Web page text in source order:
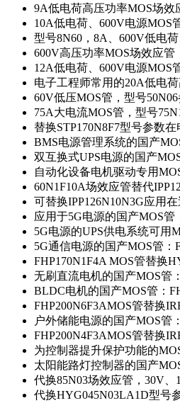
9A低电荷高压功率MOS场效
10A低电荷、600V电源MOS
型号8N60，8A、600V低电
600V高压功率MOS场效应管
12A低电荷、600V电源MOS
电子工程师常用的20A低电
60V低压MOS管，型号
75A大电流MOS管，型号
替换STP170N8F7型号参数
BMS电源管理系统的国产
双互换式UPS电源的国产
自动化设备电机驱动专用
60N1F10A场效应管替代
可替换IPP126N10N3G应用
应用于5G电源的国产MOS管
5G电源的UPS供电系统可用
5G通信电源的国产MOS管：
FHP170N1F4A MOS管替换
无刷直流电机的国产MOS管
BLDC电机的国产MOS管：
FHP200N6F3AMOS管替换
户外储能电源的国产MOS管
FHP200N4F3AMOS管替换
为控制器提升保护功能的
太阳能路灯控制器的国产
代换85N03场效应管，30V、
代换HYG045N03LA1D型号